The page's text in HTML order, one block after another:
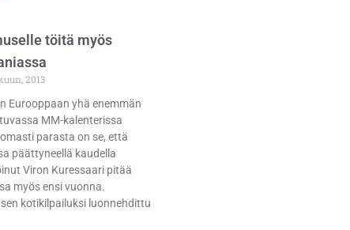
töitä myös
2013
Eurooppaan yhä enemmän
MM-kalenterissa
parasta on se, että
päättyneellä kaudella
Viron Kuressaari pitää
myös ensi vuonna.
kotikilpailuksi luonnehdittu